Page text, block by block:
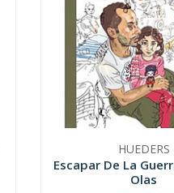
HUEDERS
Escapar De La
Olas